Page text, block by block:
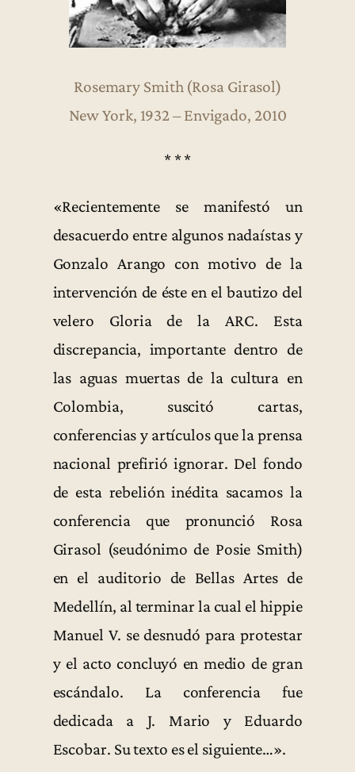
Rosemary Smith (Rosa Girasol)
New York, 1932 – Envigado, 2010
* * *
«Recientemente se manifestó un
desacuerdo entre algunos nadaístas y
Gonzalo Arango con motivo de la
intervención de éste en el bautizo del
velero Gloria de la ARC. Esta
discrepancia, importante dentro de
las aguas muertas de la cultura en
Colombia, suscitó cartas,
conferencias y artículos que la prensa
nacional prefirió ignorar. Del fondo
de esta rebelión inédita sacamos la
conferencia que pronunció Rosa
Girasol (seudónimo de Posie Smith)
en el auditorio de Bellas Artes de
Medellín, al terminar la cual el hippie
Manuel V. se desnudó para protestar
y el acto concluyó en medio de gran
escándalo. La conferencia fue
dedicada a J. Mario y Eduardo
Escobar. Su texto es el siguiente…».